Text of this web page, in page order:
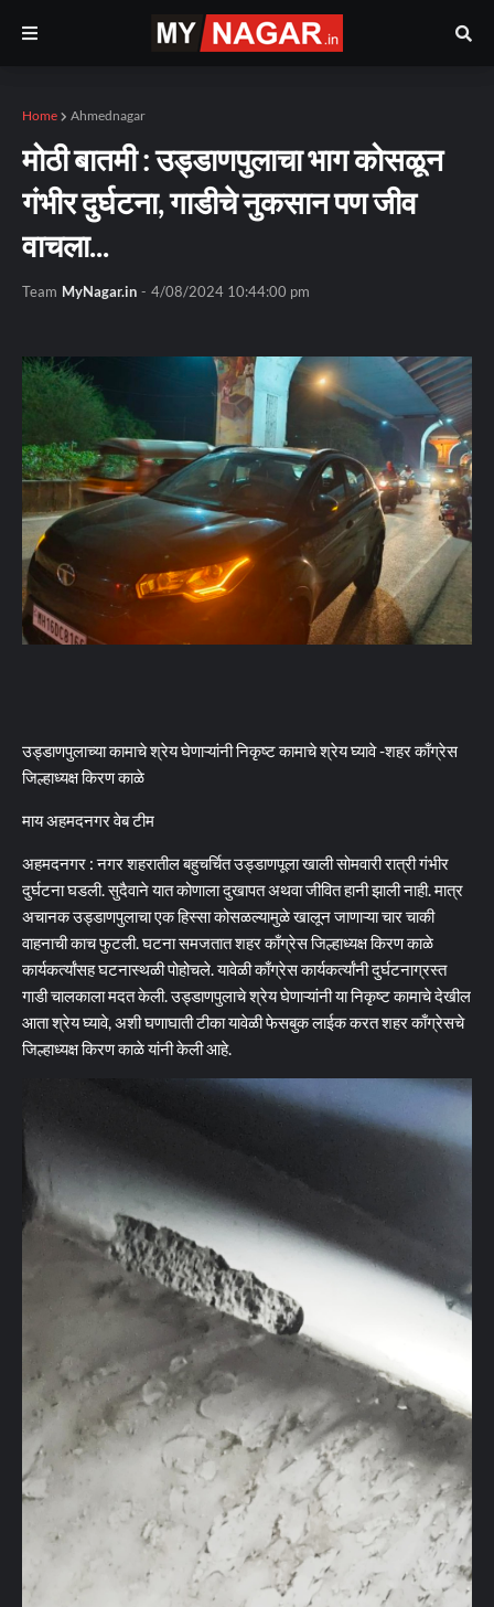
Home Ahmednagar
मोठी बातमी : उड्डाणपुलाचा भाग कोसळून
गंभीर दुर्घटना, गाडीचे नुकसान पण जीव
वाचला...
Team MyNagar.in - 4/08/2024 10:44:00 pm
उड्डाणपुलाच्या कामाचे श्रेय घेणाऱ्यांनी निकृष्ट कामाचे श्रेय घ्यावे -शहर काँग्रेस
जिल्हाध्यक्ष किरण काळे
माय अहमदनगर वेब टीम
अहमदनगर : नगर शहरातील बहुचर्चित उड्डाणपूला खाली सोमवारी रात्री गंभीर
दुर्घटना घडली. सुदैवाने यात कोणाला दुखापत अथवा जीवित हानी झाली नाही. मात्र
अचानक उड्डाणपुलाचा एक हिस्सा कोसळल्यामुळे खालून जाणाऱ्या चार चाकी
वाहनाची काच फुटली. घटना समजतात शहर काँग्रेस जिल्हाध्यक्ष किरण काळे
कार्यकर्त्यांसह घटनास्थळी पोहोचले. यावेळी काँग्रेस कार्यकर्त्यांनी दुर्घटनाग्रस्त
गाडी चालकाला मदत केली. उड्डाणपुलाचे श्रेय घेणाऱ्यांनी या निकृष्ट कामाचे देखील
आता श्रेय घ्यावे, अशी घणाघाती टीका यावेळी फेसबुक लाईक करत शहर काँग्रेसचे
जिल्हाध्यक्ष किरण काळे यांनी केली आहे.